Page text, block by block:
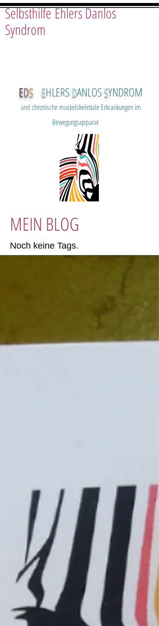
Selbsthilfe Ehlers Danlos
Syndrom
EDS EHLERSDANLOSSYNDROM
und chronische muskelskelettale Erkrankungen im
Bewegungsapparat
MEIN BLOG
Noch keine Tags.